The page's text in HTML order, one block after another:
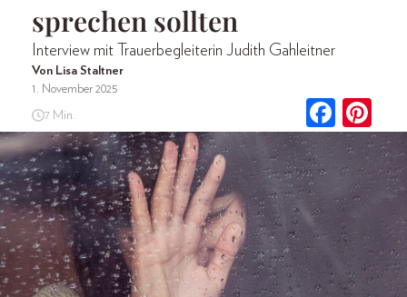
sprechen sollten
Interview mit Trauerbegleiterin Judith Gahleitner
Von Lisa Staltner
1. November 2025
7 Min.